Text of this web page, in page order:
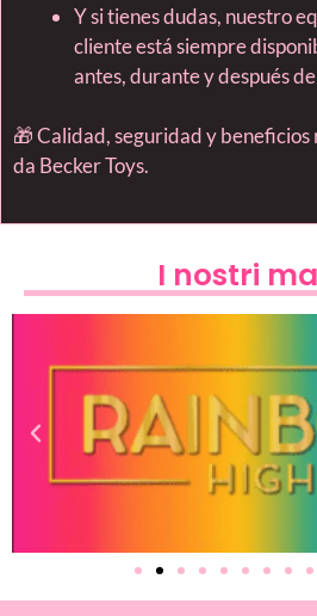
Y si tienes dudas, nuestro
cliente está siempre
antes, durante y después
🎁 Calidad, seguridad y beneficios
da Becker Toys.
I nostri